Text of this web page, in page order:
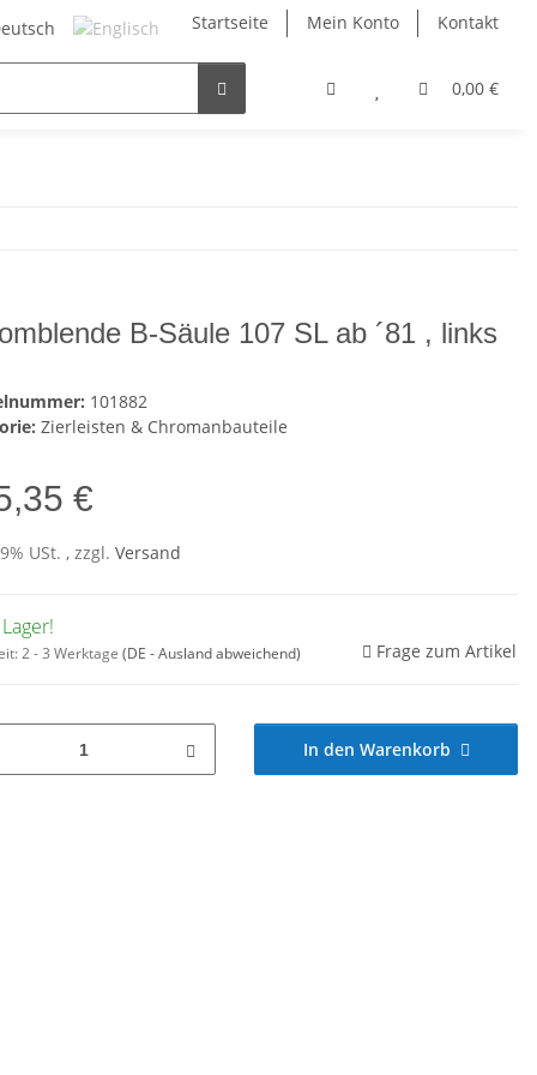
Startseite Mein Konto Kontakt
0,00 €
B-Säule 107 SL ab ´81 , links
101882
Zierleisten & Chromanbauteile
€
USt. , zzgl. Versand
2 - 3 Werktage (DE - Ausland abweichend) Frage zum Artikel
In den Warenkorb